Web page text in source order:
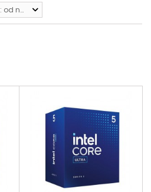
Podle ceny: od nejnižší